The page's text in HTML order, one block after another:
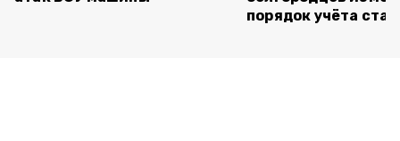
порядок учёта ста